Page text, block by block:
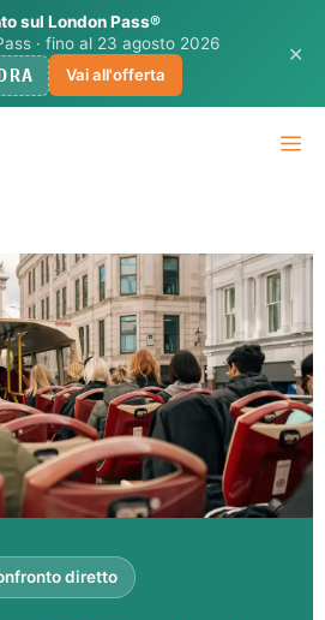
sul London Pass®
· fino al 23 agosto 2026
Vai all'offerta
✕
diretto